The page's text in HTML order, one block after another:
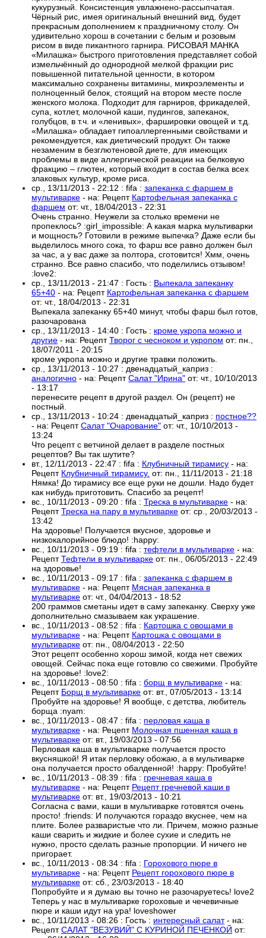
кукурузный. Консистенция увлажнено-рассыпчатая.
Чёрный рис, имея оригинальный внешний вид, будет
прекрасным дополнением к праздничному столу. Он
удивительно хорош в сочетании с белым и розовым
рисом в виде пикантного гарнира. РИСОВАЯ МАНКА
«Милашка» быстрого приготовления представляет собой
измельчённый до однородной мелкой фракции рис
повышенной питательной ценности, в котором
максимально сохранены витамины, микроэлементы и
полноценный белок, стоящий на втором месте после
женского молока. Подходит для гарниров, фрикаделей,
супа, котлет, молочной каши, пудингов, запеканок,
голубцов, в т.ч. и «ленивых», фаршировки овощей и т.д.
«Милашка» обладает гипоаллергенными свойствами и
рекомендуется, как диетический продукт. Он также
незаменим в безглютеновой диете, для имеющих
проблемы в виде аллергической реакции на белковую
фракцию – глютен, который входит в состав белка всех
злаковых культур, кроме риса.
ср., 13/11/2013 - 22:12 : fifa : запеканка с фаршем в
мультиварке - на: Рецепт Картофельная запеканка с
фаршем от: чт., 18/04/2013 - 22:31
Очень странно. Неужели за столько времени не
пропеклось? :girl_impossible: А какая марка мультиварки
и мощность? Готовили в режиме выпечка? Даже если бы
выделилось много сока, то фарш все равно должен был
за час, а у вас даже за полтора, сготовится! Хмм, очень
странно. Все равно спасибо, что поделились отзывом!
:love2:
ср., 13/11/2013 - 21:47 : Гость : Выпекала запеканку
65+40 - на: Рецепт Картофельная запеканка с фаршем
от: чт., 18/04/2013 - 22:31
Выпекала запеканку 65+40 минут, чтобы фарш был готов,
разочарована
ср., 13/11/2013 - 14:40 : Гость : кроме укропа можно и
другие - на: Рецепт Творог с чесноком и укропом от: пн.,
18/07/2011 - 20:15
кроме укропа можно и другие травки положить.
ср., 13/11/2013 - 10:27 : двенадцатый_каприз :
аналогично - на: Рецепт Салат "Ирина" от: чт., 10/10/2013
- 13:17
перенесите рецепт в другой раздел. Он (рецепт) не
постный.
ср., 13/11/2013 - 10:24 : двенадцатый_каприз : постное??
- на: Рецепт Салат "Очарование" от: чт., 10/10/2013 -
13:24
Что рецепт с ветчиной делает в разделе постных
рецептов? Вы так шутите?
вт., 12/11/2013 - 22:47 : fifa : Клубничный тирамису - на:
Рецепт Клубничный тирамису. от: пн., 11/11/2013 - 21:18
Нямка! До тирамису все еще руки не дошли. Надо будет
как нибудь приготовить. Спасибо за рецепт!
вс., 10/11/2013 - 09:20 : fifa : Треска в мультиварке - на:
Рецепт Треска на пару в мультиварке от: ср., 20/03/2013 -
13:42
На здоровье! Получается вкусное, здоровье и
низкокалорийное блюдо! :happy:
вс., 10/11/2013 - 09:19 : fifa : тефтели в мультиварке - на:
Рецепт Тефтели в мультиварке от: пн., 06/05/2013 - 22:49
на здоровье!
вс., 10/11/2013 - 09:17 : fifa : запеканка с фаршем в
мультиварке - на: Рецепт Мясная запеканка в
мультиварке от: чт., 04/04/2013 - 18:52
200 граммов сметаны идет в саму запеканку. Сверху уже
дополнительно смазываем как украшение.
вс., 10/11/2013 - 08:52 : fifa : Картошка с овощами в
мультиварке - на: Рецепт Картошка с овощами в
мультиварке от: пн., 08/04/2013 - 22:50
Этот рецепт особенно хорош зимой, когда нет свежих
овощей. Сейчас пока еще готовлю со свежими. Пробуйте
на здоровье! :love2:
вс., 10/11/2013 - 08:50 : fifa : борщ в мультиварке - на:
Рецепт Борщ в мультиварке от: вт., 07/05/2013 - 13:14
Пробуйте на здоровье! Я вообще, с детства, любитель
борща :nyam:
вс., 10/11/2013 - 08:47 : fifa : перловая каша в
мультиварке - на: Рецепт Молочная пшенная каша в
мультиварке от: вт., 19/03/2013 - 07:56
Перловая каша в мультиварке получается просто
вкусняшкой! Я итак перловку обожаю, а в мультиварке
она получается просто обалденной! :happy: Пробуйте!
вс., 10/11/2013 - 08:39 : fifa : гречневая каша в
мультиварке - на: Рецепт Рецепт гречневой каши в
мультиварке от: вт., 19/03/2013 - 10:21
Согласна с вами, каши в мультиварке готовятся очень
просто! :friends: И получаются гораздо вкуснее, чем на
плите. Более разваристые что ли. Причем, можно разные
каши сварить и жидкие и более сухие и следить не
нужно, просто сделать разные пропорции. И ничего не
пригорает.
вс., 10/11/2013 - 08:34 : fifa : Горохового пюре в
мультиварке - на: Рецепт Рецепт горохового пюре в
мультиварке от: сб., 23/03/2013 - 18:40
Попробуйте и я думаю вы точно не разочаруетесь! love2
Теперь у нас в мультиварке гороховые и чечевичные
пюре и каши идут на ура! loveshower
вс., 10/11/2013 - 08:26 : Гость : интересный салат - на:
Рецепт САЛАТ "ВЕЗУВИЙ" С КУРИНОЙ ПЕЧЕНКОЙ от: